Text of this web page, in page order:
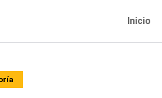
Inicio